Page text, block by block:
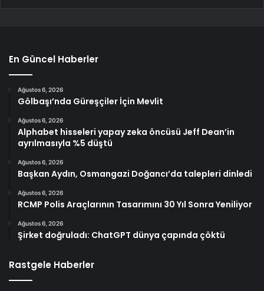
En Güncel Haberler
Ağustos 6, 2026
Gölbaşı’nda Güreşçiler İçin Mevlit
Ağustos 6, 2026
Alphabet hisseleri yapay zeka öncüsü Jeff Dean’in
ayrılmasıyla %5 düştü
Ağustos 6, 2026
Başkan Aydın, Osmangazi Doğancı’da talepleri dinledi
Ağustos 6, 2026
RCMP Polis Araçlarının Tasarımını 30 Yıl Sonra Yeniliyor
Ağustos 6, 2026
Şirket doğruladı: ChatGPT dünya çapında çöktü
Rastgele Haberler